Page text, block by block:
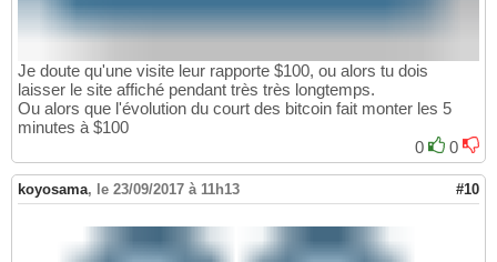
Je doute qu'une visite leur rapporte $100, ou alors tu dois
laisser le site affiché pendant très très longtemps.
Ou alors que l'évolution du court des bitcoin fait monter les 5
minutes à $100
0
0
koyosama, le 23/09/2017 à 11h13 #10